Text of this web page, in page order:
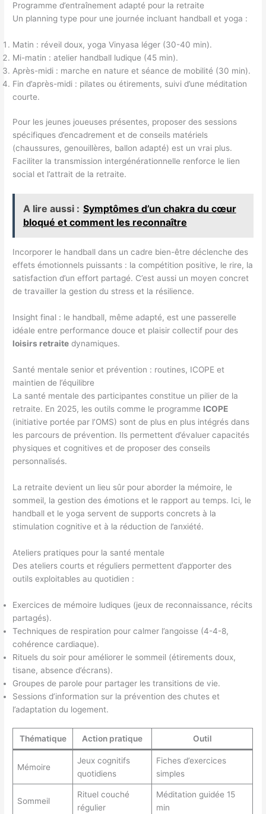
Programme d’entraînement adapté pour la retraite
Un planning type pour une journée incluant handball et yoga :
Matin : réveil doux, yoga Vinyasa léger (30-40 min).
Mi-matin : atelier handball ludique (45 min).
Après-midi : marche en nature et séance de mobilité (30 min).
Fin d’après-midi : pilates ou étirements, suivi d’une méditation
courte.
Pour les jeunes joueuses présentes, proposer des sessions
spécifiques d’encadrement et de conseils matériels
(chaussures, genouillères, ballon adapté) est un vrai plus.
Faciliter la transmission intergénérationnelle renforce le lien
social et l’attrait de la retraite.
A lire aussi : Symptômes d’un chakra du cœur
bloqué et comment les reconnaître
Incorporer le handball dans un cadre bien-être déclenche des
effets émotionnels puissants : la compétition positive, le rire, la
satisfaction d’un effort partagé. C’est aussi un moyen concret
de travailler la gestion du stress et la résilience.
Insight final : le handball, même adapté, est une passerelle
idéale entre performance douce et plaisir collectif pour des
loisirs retraite dynamiques.
Santé mentale senior et prévention : routines, ICOPE et
maintien de l’équilibre
La santé mentale des participantes constitue un pilier de la
retraite. En 2025, les outils comme le programme ICOPE
(initiative portée par l’OMS) sont de plus en plus intégrés dans
les parcours de prévention. Ils permettent d’évaluer capacités
physiques et cognitives et de proposer des conseils
personnalisés.
La retraite devient un lieu sûr pour aborder la mémoire, le
sommeil, la gestion des émotions et le rapport au temps. Ici, le
handball et le yoga servent de supports concrets à la
stimulation cognitive et à la réduction de l’anxiété.
Ateliers pratiques pour la santé mentale
Des ateliers courts et réguliers permettent d’apporter des
outils exploitables au quotidien :
Exercices de mémoire ludiques (jeux de reconnaissance, récits
partagés).
Techniques de respiration pour calmer l’angoisse (4-4-8,
cohérence cardiaque).
Rituels du soir pour améliorer le sommeil (étirements doux,
tisane, absence d’écrans).
Groupes de parole pour partager les transitions de vie.
Sessions d’information sur la prévention des chutes et
l’adaptation du logement.
Thématique Action pratique Outil
Mémoire
Jeux cognitifs
quotidiens
Fiches d’exercices
simples
Sommeil
Rituel couché
régulier
Méditation guidée 15
min